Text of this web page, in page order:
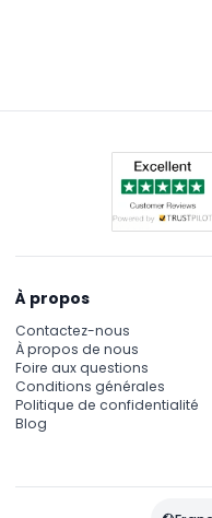
À propos
Contactez-nous
À propos de nous
Foire aux questions
Conditions générales
Politique de confidentialité
Blog